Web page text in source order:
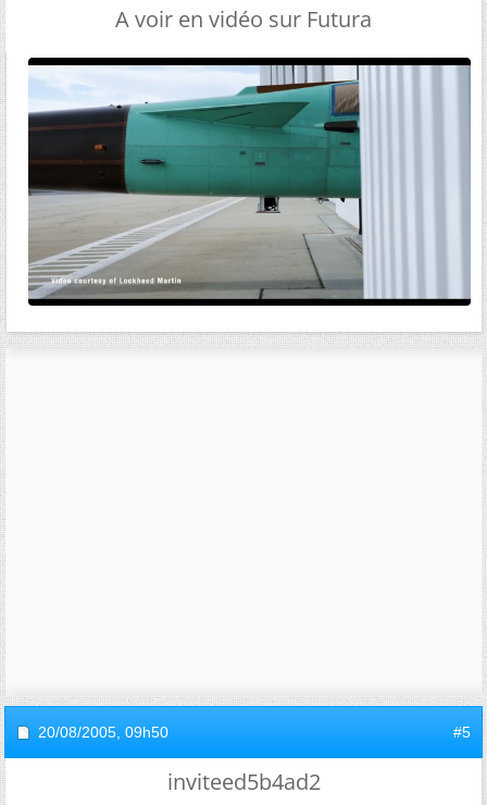
A voir en vidéo sur Futura
20/08/2005, 09h50 #5
inviteed5b4ad2